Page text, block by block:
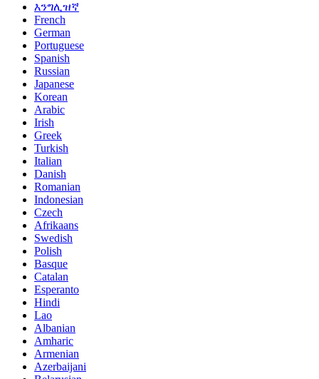
እንግሊዝኛ
French
German
Portuguese
Spanish
Russian
Japanese
Korean
Arabic
Irish
Greek
Turkish
Italian
Danish
Romanian
Indonesian
Czech
Afrikaans
Swedish
Polish
Basque
Catalan
Esperanto
Hindi
Lao
Albanian
Amharic
Armenian
Azerbaijani